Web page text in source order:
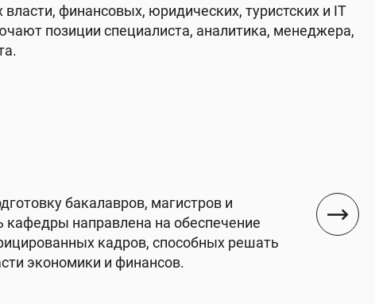
финансовых, юридических, туристских и IT
позиции специалиста, аналитика, менеджера,
бакалавров, магистров и
кафедры направлена на обеспечение
кадров, способных решать
экономики и финансов.